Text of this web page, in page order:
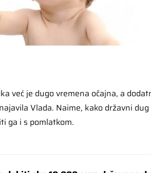
već je dugo vremena očajna, a
Vlada. Naime, kako državni
ga i s pomlatkom.